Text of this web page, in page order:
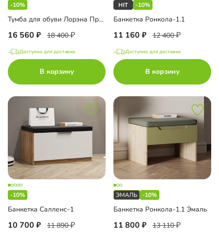
-10%
Тумба для обуви Лорэна Премиум
16 560 18 400
Доступно для доставки
В корзину
-10%
Банкетка Ронкола-1.1
11 160 12 400
Доступно для доставки
В корзину
-10%
Банкетка Салленс-1
10 700 11 890
-10%
Банкетка Ронкола-1.1 Эмаль
11 800 13 110